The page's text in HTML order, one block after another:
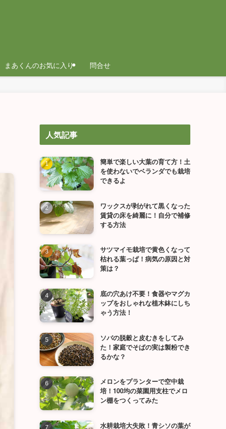
まあくんのお気に入り 問合せ
人気記事
簡単で楽しい大葉の育て方！土
を使わないでベランダでも栽培
できるよ
ワックスが剥がれて黒くなった
賃貸の床を綺麗に！自分で補修
する方法
サツマイモ栽培で黄色くなって
枯れる葉っぱ！病気の原因と対
策は？
底の穴あけ不要！食器やマグカ
ップをおしゃれな植木鉢にしち
ゃう方法！
ソバの脱穀と皮むきをしてみ
た！家庭でそばの実は製粉でき
るかな？
メロンをプランターで空中栽
培！100均の菜園用支柱でメロ
ン棚をつくってみた
水耕栽培大失敗！青シソの葉が